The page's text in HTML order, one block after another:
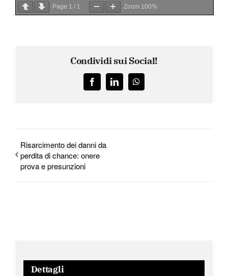
Page 1 / 1 Zoom 100%
Condividi sui Social!
FacebookLinkedInWhatsApp
Risarcimento dei danni da
perdita di chance: onere
prova e presunzioni
Dettagli